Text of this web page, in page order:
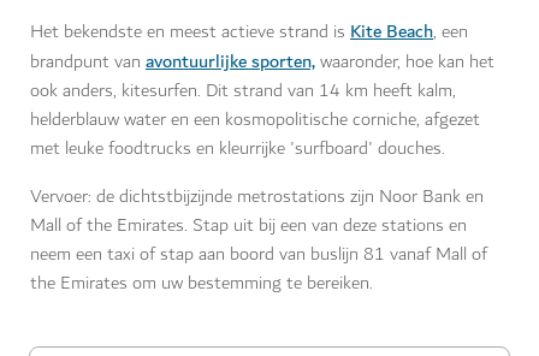
Het bekendste en meest actieve strand is Kite Beach, een
brandpunt van avontuurlijke sporten,waaronder, hoe kan het
ook anders, kitesurfen. Dit strand van 14 km heeft kalm,
helderblauw water en een kosmopolitische corniche, afgezet
met leuke foodtrucks en kleurrijke 'surfboard' douches.
Vervoer: de dichtstbijzijnde metrostations zijn Noor Bank en
Mall of the Emirates. Stap uit bij een van deze stations en
neem een taxi of stap aan boord van buslijn 81 vanaf Mall of
the Emirates om uw bestemming te bereiken.